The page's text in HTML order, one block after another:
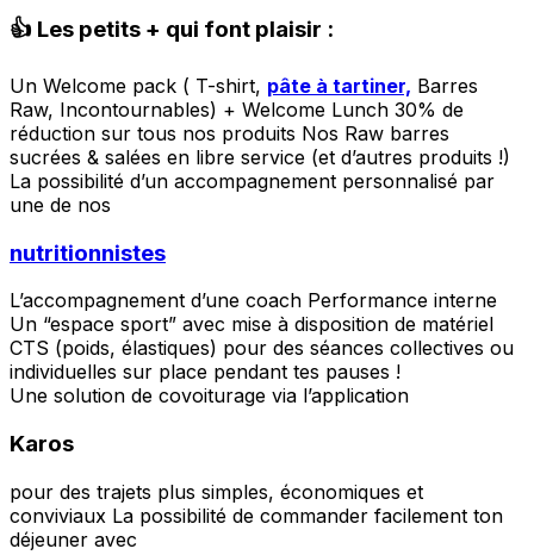
👍 Les petits + qui font plaisir :
Un Welcome pack ( T-shirt, pâte à tartiner, Barres
Raw, Incontournables) + Welcome Lunch 30% de
réduction sur tous nos produits Nos Raw barres
sucrées & salées en libre service (et d’autres produits !)
La possibilité d’un accompagnement personnalisé par
une de nos
nutritionnistes
L’accompagnement d’une coach Performance interne
Un “espace sport” avec mise à disposition de matériel
CTS (poids, élastiques) pour des séances collectives ou
individuelles sur place pendant tes pauses !
Une solution de covoiturage via l’application
Karos
pour des trajets plus simples, économiques et
conviviaux La possibilité de commander facilement ton
déjeuner avec